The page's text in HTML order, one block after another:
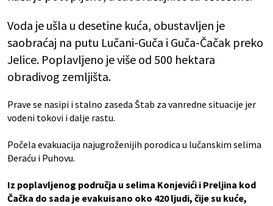
Voda je ušla u desetine kuća, obustavljen je
saobraćaj na putu Lučani-Guča i Guča-Čačak preko
Jelice. Poplavljeno je više od 500 hektara
obradivog zemljišta.
Prave se nasipi i stalno zaseda Štab za vanredne situacije jer
vodeni tokovi i dalje rastu.
Počela evakuacija najugroženijih porodica u lučanskim selima
Đeraću i Puhovu.
Iz poplavljenog područja u selima Konjevići i Preljina kod
Čačka do sada je evakuisano oko 420 ljudi, čije su kuće,